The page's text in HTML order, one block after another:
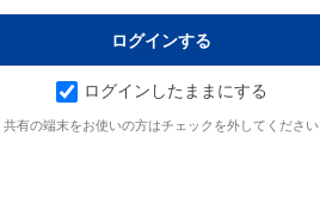
ログインしたままにする
共有の端末をお使いの方はチェックを外してください